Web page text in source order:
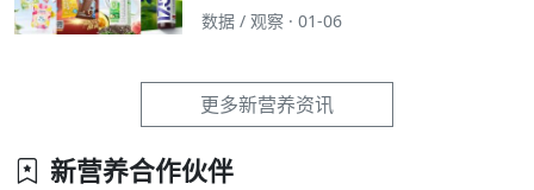
数据 / 观察 · 01-06
更多新营养资讯
新营养合作伙伴